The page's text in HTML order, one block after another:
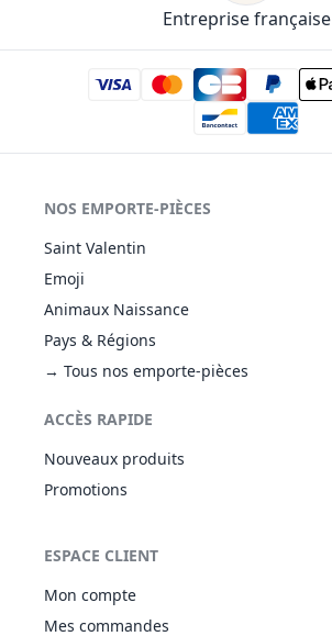
Entreprise française
NOS EMPORTE-PIÈCES
Saint Valentin
Emoji
Animaux Naissance
Pays & Régions
→ Tous nos emporte-pièces
ACCÈS RAPIDE
Nouveaux produits
Promotions
ESPACE CLIENT
Mon compte
Mes commandes